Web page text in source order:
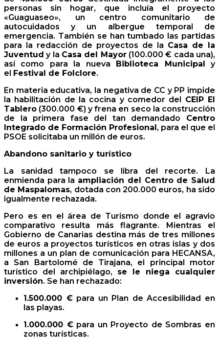
personas sin hogar, que incluía el proyecto
«Guaguaseo», un centro comunitario de
autocuidados y un albergue temporal de
emergencia. También se han tumbado las partidas
para la redacción de proyectos de la Casa de la
Juventud y la Casa del Mayor (100.000 € cada una),
así como para la nueva
Biblioteca Municipal
y
el Festival de Folclore.
En materia educativa, la negativa de CC y PP impide
la habilitación de la cocina y comedor del CEIP El
Tablero (300.000 €) y frena en seco la construcción
de la primera fase del tan demandado
Centro
Integrado de Formación Profesional, para el que el
PSOE solicitaba un millón de euros.
Abandono sanitario y turístico
La sanidad tampoco se libra del recorte. La
enmienda para la ampliación del Centro de Salud
de Maspalomas, dotada con 200.000 euros, ha sido
igualmente rechazada.
Pero es en el área de Turismo donde el agravio
comparativo resulta más flagrante. Mientras el
Gobierno de Canarias destina más de tres millones
de euros a proyectos turísticos en otras islas y dos
millones a un plan de comunicación para HECANSA,
a San Bartolomé de Tirajana, el principal motor
turístico del archipiélago,
se le niega cualquier
inversión. Se han rechazado:
1.500.000 € para un Plan de Accesibilidad en
las playas.
1.000.000 € para un Proyecto de Sombras en
zonas turísticas.